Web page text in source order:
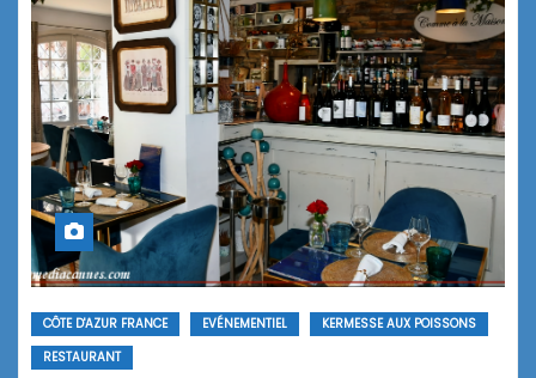
CÔTE D'AZUR FRANCE EVÉNEMENTIEL
KERMESSE AUX POISSONS
RESTAURANT